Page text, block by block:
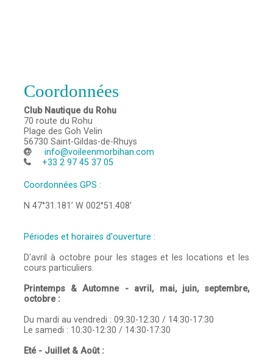
Coordonnées
Club Nautique du Rohu
70 route du Rohu
Plage des Goh Velin
56730 Saint-Gildas-de-Rhuys
info@voileenmorbihan.com
+33 2 97 45 37 05
Coordonnées GPS :
N 47°31.181’ W 002°51.408'
Périodes et horaires d'ouverture :
D'avril à octobre pour les stages et les locations et les
cours particuliers.
Printemps & Automne - avril, mai, juin, septembre,
octobre :
Du mardi au vendredi : 09:30-12:30 / 14:30-17:30
Le samedi : 10:30-12:30 / 14:30-17:30
Eté - Juillet & Août :